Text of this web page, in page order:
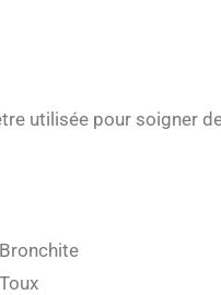
utilisée pour soigner
Bronchite
Toux